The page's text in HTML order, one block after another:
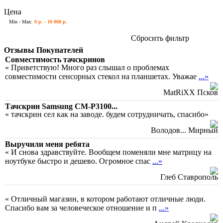
Цена
Min - Max: 0 р. - 10 000 р.
Сбросить фильтр
Отзывы Покупателей
Совместимость тачскринов
« Приветствую! Много раз слышал о проблемах
совместимости сенсорных стекол на планшетах. Уважае ...»
MatRiXX Псков
Тачскрин Samsung CM-P3100...
« тачскрин сел как на заводе. будем сотрудничать, спасибо»
Володов... Мирный
Выручили меня ребята
« И снова здравствуйте. Вообщем поменяли мне матрицу на
ноутбуке быстро и дешево. Огромное спас ...»
Глеб Ставрополь
« Отличный магазин, в котором работают отличные люди.
Спасибо вам за человеческое отношение и п ...»